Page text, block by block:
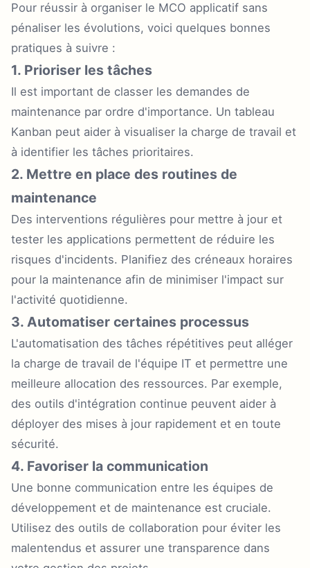
Pour réussir à organiser le MCO applicatif sans
pénaliser les évolutions, voici quelques bonnes
pratiques à suivre :
1. Prioriser les tâches
Il est important de classer les demandes de
maintenance par ordre d'importance. Un tableau
Kanban peut aider à visualiser la charge de travail et
à identifier les tâches prioritaires.
2. Mettre en place des routines de
maintenance
Des interventions régulières pour mettre à jour et
tester les applications permettent de réduire les
risques d'incidents. Planifiez des créneaux horaires
pour la maintenance afin de minimiser l'impact sur
l'activité quotidienne.
3. Automatiser certaines processus
L'automatisation des tâches répétitives peut alléger
la charge de travail de l'équipe IT et permettre une
meilleure allocation des ressources. Par exemple,
des outils d'intégration continue peuvent aider à
déployer des mises à jour rapidement et en toute
sécurité.
4. Favoriser la communication
Une bonne communication entre les équipes de
développement et de maintenance est cruciale.
Utilisez des outils de collaboration pour éviter les
malentendus et assurer une transparence dans